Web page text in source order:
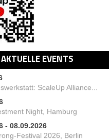
AKTUELLE EVENTS
ScaleUp Alliance...
Night, Hamburg
- 08.09.2026
Festival 2026, Berlin